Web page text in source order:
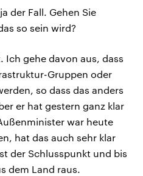
der Fall. Gehen Sie
so sein wird?
Ich gehe davon aus, dass
Gruppen oder
so dass das anders
er hat gestern ganz klar
war heute
hat das auch sehr klar
der Schlusspunkt und bis
dem Land raus.